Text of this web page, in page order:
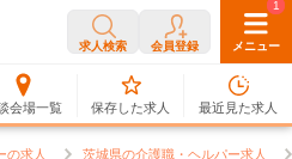
求人検索 会員登録 メニュー
会場一覧
0
保存した求人
1
最近見た求人
の求人 茨城県の介護職・ヘルパー求人